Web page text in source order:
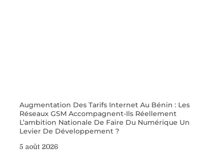
Augmentation Des Tarifs Internet Au Bénin : Les
Réseaux GSM Accompagnent-Ils Réellement
L’ambition Nationale De Faire Du Numérique Un
Levier De Développement ?
5 août 2026